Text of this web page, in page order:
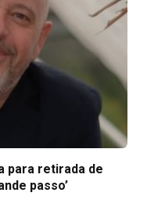
para retirada de
passo’